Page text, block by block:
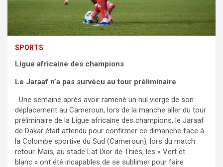
SPORTS
Ligue africaine des champions
Le Jaraaf n’a pas survécu au tour préliminaire
Une semaine après avoir ramené un nul vierge de son
déplacement au Cameroun, lors de la manche aller du tour
préliminaire de la Ligue africaine des champions, le Jaraaf
de Dakar était attendu pour confirmer ce dimanche face à
la Colombe sportive du Sud (Cameroun), lors du match
retour. Mais, au stade Lat Dior de Thiès, les « Vert et
blanc » ont été incapables de se sublimer pour faire